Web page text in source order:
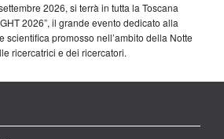
2026, si terrà in tutta la Toscana
2026”, il grande evento dedicato alla
scientifica promosso nell’ambito della Notte
ricercatrici e dei ricercatori.